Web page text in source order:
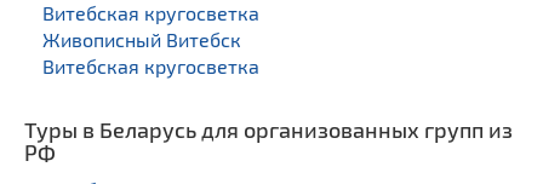
Витебская кругосветка
Живописный Витебск
Витебская кругосветка
Туры в Беларусь для организованных групп из
РФ